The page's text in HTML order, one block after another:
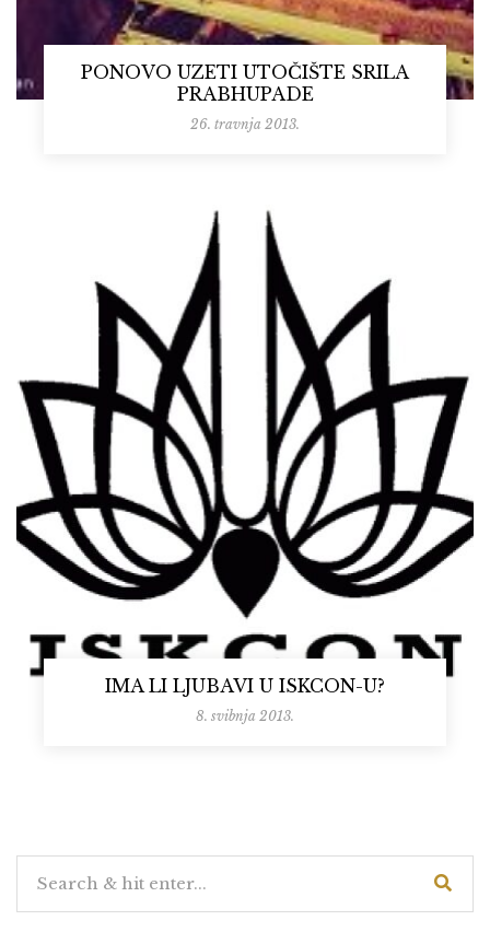
PONOVO UZETI UTOČIŠTE SRILA
PRABHUPADE
26. travnja 2013.
IMA LI LJUBAVI U ISKCON-U?
8. svibnja 2013.